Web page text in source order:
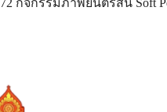
กิจกรรมภาพยนตร์สั้น Soft